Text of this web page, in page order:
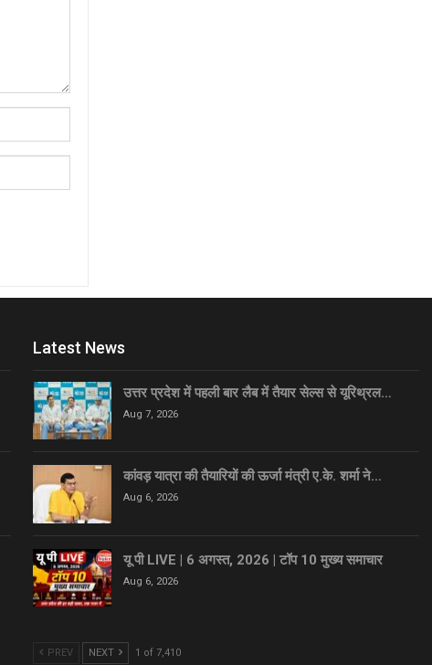
Latest News
उत्तर प्रदेश में पहली बार लैब में तैयार सेल्स से यूरिथ्रल…
Aug 7, 2026
कांवड़ यात्रा की तैयारियों की ऊर्जा मंत्री ए.के. शर्मा ने…
Aug 6, 2026
यू पी LIVE | 6 अगस्त, 2026 | टॉप 10 मुख्य समाचार
Aug 6, 2026
PREV NEXT 1 of 7,410